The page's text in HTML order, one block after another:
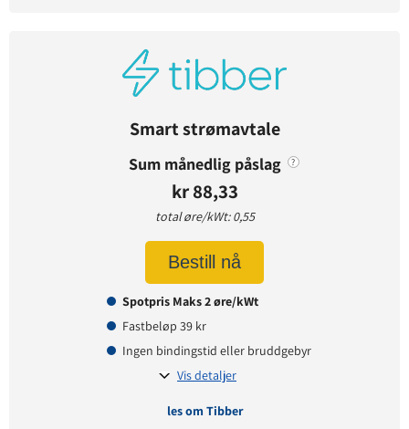
Timespot
1 måneder
etterskudd
Prisendring varsles på: e-post
Prisinformasjon
1,90 øre per kWt
Månedspris:35 kr
Pris på papirfaktura:0 kr
Smart strømavtale
Spotpris Maks 2 øre/kWt
Fastbeløp 39 kr
Ingen bindingstid eller bruddgebyr
Vis detaljer
Sum månedlig påslag ?
kr 88,33
total øre/kWt: 0,55
Bestill nå
les om Tibber